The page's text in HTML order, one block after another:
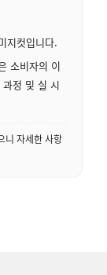
지컷입니다.
소비자의 이
정 및 실 시
니 자세한 사항